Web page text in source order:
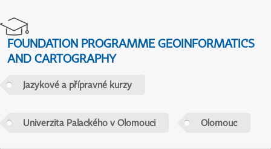
FOUNDATION PROGRAMME GEOINFORMATICS
AND CARTOGRAPHY
Jazykové a přípravné kurzy
Univerzita Palackého v Olomouci Olomouc